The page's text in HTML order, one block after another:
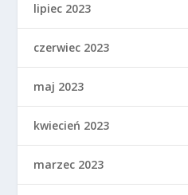
lipiec 2023
czerwiec 2023
maj 2023
kwiecień 2023
marzec 2023